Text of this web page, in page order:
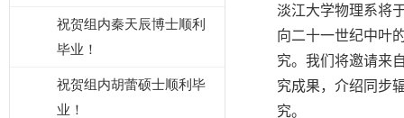
祝贺组内秦天辰博士顺利
毕业！
祝贺组内胡蕾硕士顺利毕
业！
淡江大学物理系将
向二十一世纪中叶
究。我们将邀请来
究成果，介绍同步
究。